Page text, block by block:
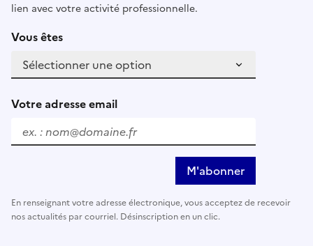
lien avec votre activité professionnelle.
Vous êtes
Votre adresse email
M'abonner
En renseignant votre adresse électronique, vous acceptez de recevoir
nos actualités par courriel. Désinscription en un clic.